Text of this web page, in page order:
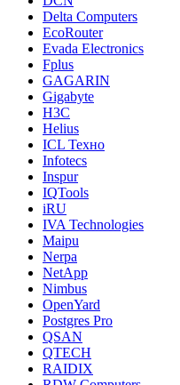
Delta Computers
EcoRouter
Evada Electronics
Fplus
GAGARIN
Gigabyte
H3C
Helius
ICL Техно
Infotecs
Inspur
IQTools
iRU
IVA Technologies
Maipu
Nerpa
NetApp
Nimbus
OpenYard
Postgres Pro
QSAN
QTECH
RAIDIX